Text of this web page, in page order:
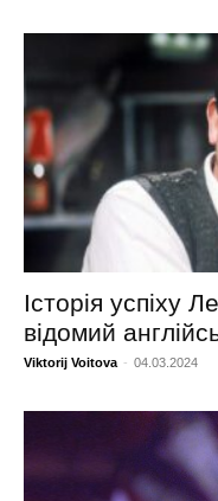
Історія успіху
відомий
Viktorij Voitova - 04.03.2024